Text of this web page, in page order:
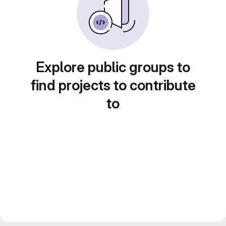
Explore public groups to
find projects to contribute
to